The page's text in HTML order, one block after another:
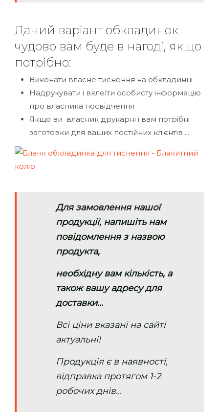
Даний варіант обкладинок
чудово вам буде в нагоді, якщо
потрібно:
Виконати власне тиснення на обкладинці
Надрукувати і вклеїти особисту інформацію
про власника посвідчення
Якщо ви власник друкарні і вам потрібні
заготовки для ваших постійних клієнтів ...
Для замовлення нашої
продукції, напишіть нам
повідомлення з назвою
продукта,
необхідну вам кількість, а
також вашу адресу для
доставки...
Всі ціни вказані на сайті
актуальні!
Продукція є в наявності,
відправка протягом 1-2
робочих днів...